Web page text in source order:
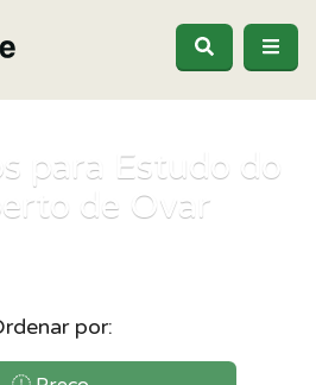
para Estudo do
de Ovar
por: